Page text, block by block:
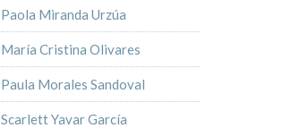
Paola Miranda Urzúa
María Cristina Olivares
Paula Morales Sandoval
Scarlett Yavar García